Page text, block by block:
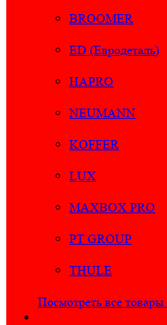
BROOMER
ED (Евродеталь)
HAPRO
NEUMANN
KOFFER
LUX
MAXBOX PRO
PT GROUP
THULE
Посмотреть все товары